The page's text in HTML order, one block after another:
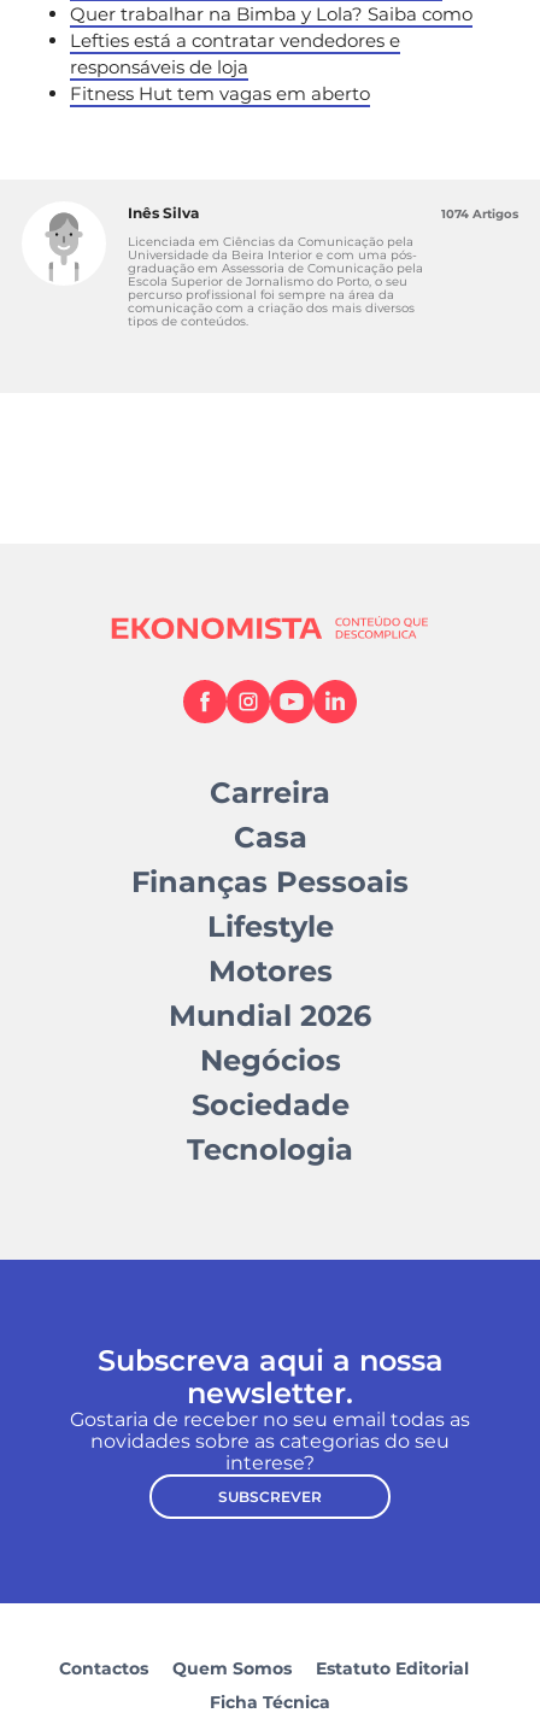
Quer trabalhar na Bimba y Lola? Saiba como
Lefties está a contratar vendedores e
responsáveis de loja
Fitness Hut tem vagas em aberto
Inês Silva
Licenciada em Ciências da Comunicação pela
Universidade da Beira Interior e com uma pós-
graduação em Assessoria de Comunicação pela
Escola Superior de Jornalismo do Porto, o seu
percurso profissional foi sempre na área da
comunicação com a criação dos mais diversos
tipos de conteúdos.
1074 Artigos
Carreira
Casa
Finanças Pessoais
Lifestyle
Motores
Mundial 2026
Negócios
Sociedade
Tecnologia
Subscreva aqui a nossa
newsletter.
Gostaria de receber no seu email todas as
novidades sobre as categorias do seu
interese?
SUBSCREVER
Contactos Quem Somos
Estatuto Editorial
Ficha Técnica